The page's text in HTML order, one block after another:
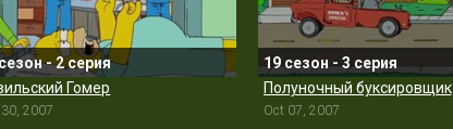
- 2 серия
Гомер
30, 2007
19 сезон - 3 серия
Полуночный буксировщик
Oct 07, 2007